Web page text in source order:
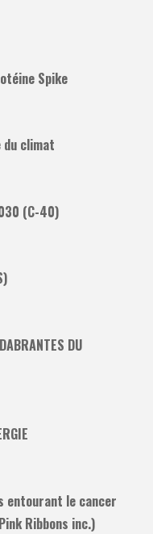
Spike
climat
(C-40)
DU
entourant le cancer
Ribbons inc.)